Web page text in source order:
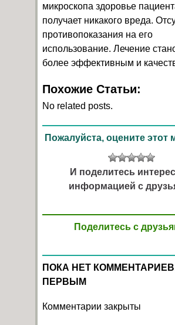
микроскопа здоровье
получает никакого вреда.
противопоказания на его
использование. Лечение
более эффективным и
Похожие Статьи:
No related posts.
Пожалуйста, оцените этот
И поделитесь
информацией с
Поделитесь с
ПОКА НЕТ
ПЕРВЫМ
Комментарии закрыты